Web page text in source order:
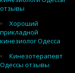
отзывы
Хороший
прикладной
кинезиолог Одесса
Кинезотерапевт
Одессы отзывы